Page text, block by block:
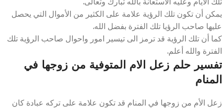
يمكن أن تكون تلك الرؤية علامة على الكثير من الأموال التي يحصل
عليها صاحب الرؤيا تلك الفترة بفضل الله.
كما أن تلك الرؤية قد ترمز الى تيسير امور واحوال صاحب الرؤية تلك
الفترة والله أعلم.
تفسير حلم زعل الام المتوفية من زوجها في
المنام
زعل الأم من زوجها في المنام قد تكون علامة على تركه عبادة كان